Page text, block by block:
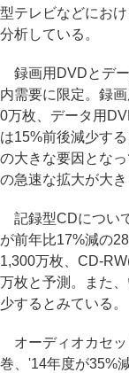
型テレビなどにお
分析している。
録画用DVDとデ
内需要に限定。録
0万枚、データ用
は15%前後減少す
の大きな要因とな
の急速な拡大が大
記録型CDについ
が前年比17%減の
1,300万枚、CD-
万枚と予測。また
少するとみている。
オーディオカセッ
巻、'14年度が35%